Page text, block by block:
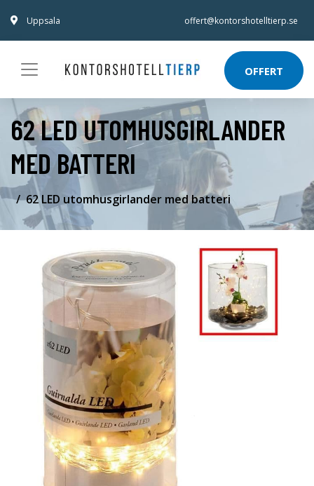
Uppsala offert@kontorshotelltierp.se
OFFERT
62 LED UTOMHUSGIRLANDER
MED BATTERI
62 LED utomhusgirlander med batteri